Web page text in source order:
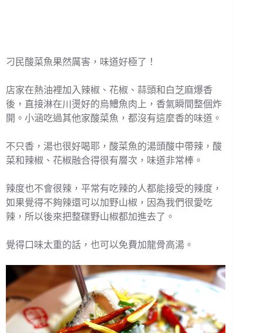
刁民酸菜魚果然厲害，味道好極了！
店家在熱油裡加入辣椒、花椒、蒜頭和白芝麻爆香
後，直接淋在川燙好的烏鱧魚肉上，香氣瞬間整個炸
開。小涵吃過其他家酸菜魚，都沒有這麼香的味道。
不只香，湯也很好喝耶，酸菜魚的湯頭酸中帶辣，酸
菜和辣椒、花椒融合得很有層次，味道非常棒。
辣度也不會很辣，平常有吃辣的人都能接受的辣度，
如果覺得不夠辣還可以加野山椒，因為我們很愛吃
辣，所以後來把整碟野山椒都加進去了。
覺得口味太重的話，也可以免費加龍骨高湯。